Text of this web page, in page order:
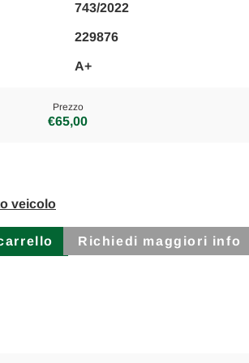
743/2022
A+
229876
Prezzo
€65,00
veicolo
Richiedi maggiori info